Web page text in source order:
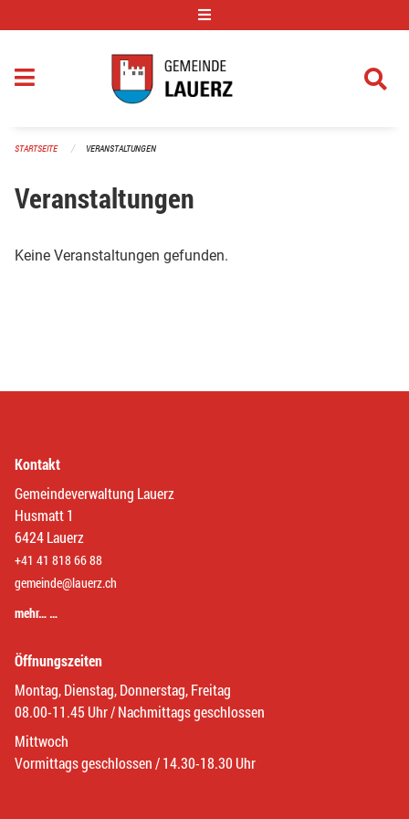
STARTSEITE VERANSTALTUNGEN
Veranstaltungen
Keine Veranstaltungen gefunden.
Kontakt
Gemeindeverwaltung Lauerz
Husmatt 1
6424 Lauerz
+41 41 818 66 88
gemeinde@lauerz.ch
mehr… …
Öffnungszeiten
Montag, Dienstag, Donnerstag, Freitag
08.00-11.45 Uhr / Nachmittags geschlossen
Mittwoch
Vormittags geschlossen / 14.30-18.30 Uhr